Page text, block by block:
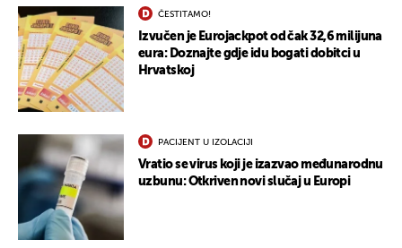
ČESTITAMO!
Izvučen je Eurojackpot od čak 32,6 milijuna
eura: Doznajte gdje idu bogati dobitci u
Hrvatskoj
PACIJENT U IZOLACIJI
Vratio se virus koji je izazvao međunarodnu
uzbunu: Otkriven novi slučaj u Europi